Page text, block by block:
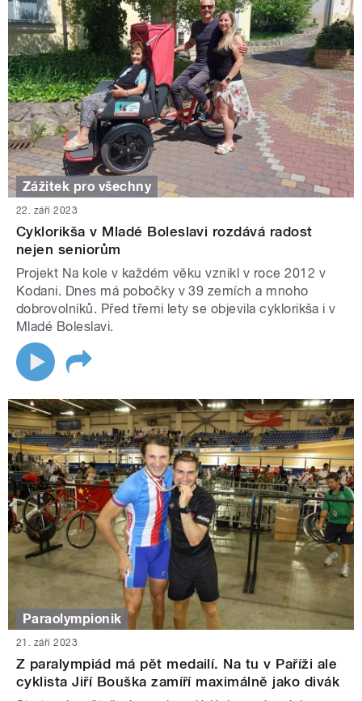
Zážitek pro všechny
22. září 2023
Cyklorikša v Mladé Boleslavi rozdává radost
nejen seniorům
Projekt Na kole v každém věku vznikl v roce 2012 v
Kodani. Dnes má pobočky v 39 zemích a mnoho
dobrovolníků. Před třemi lety se objevila cyklorikša i v
Mladé Boleslavi.
Paraolympionik
21. září 2023
Z paralympiád má pět medailí. Na tu v Paříži ale
cyklista Jiří Bouška zamíří maximálně jako divák